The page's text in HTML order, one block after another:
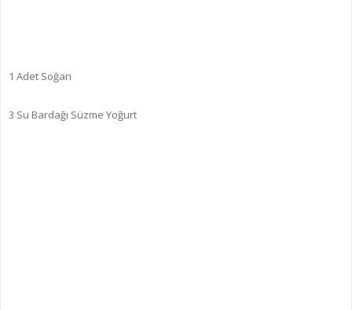
1 Adet Soğan
3 Su Bardağı Süzme Yoğurt